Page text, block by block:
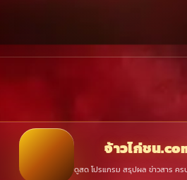
จ้าวไก่ชน
ดูสด โปรแกรม สรุปผล ข่าวสาร คร